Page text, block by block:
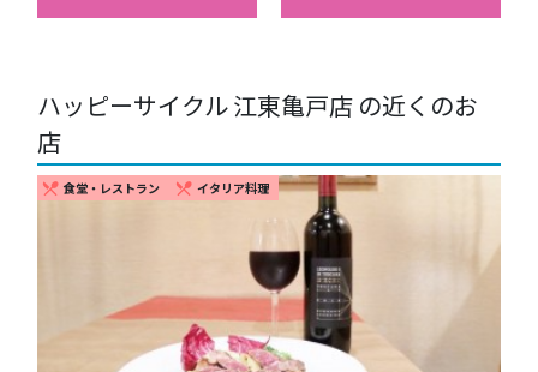
ハッピーサイクル 江東亀戸店 の近くのお
店
restaurant_menu 食堂・レストラン restaurant_menu イタリア料理